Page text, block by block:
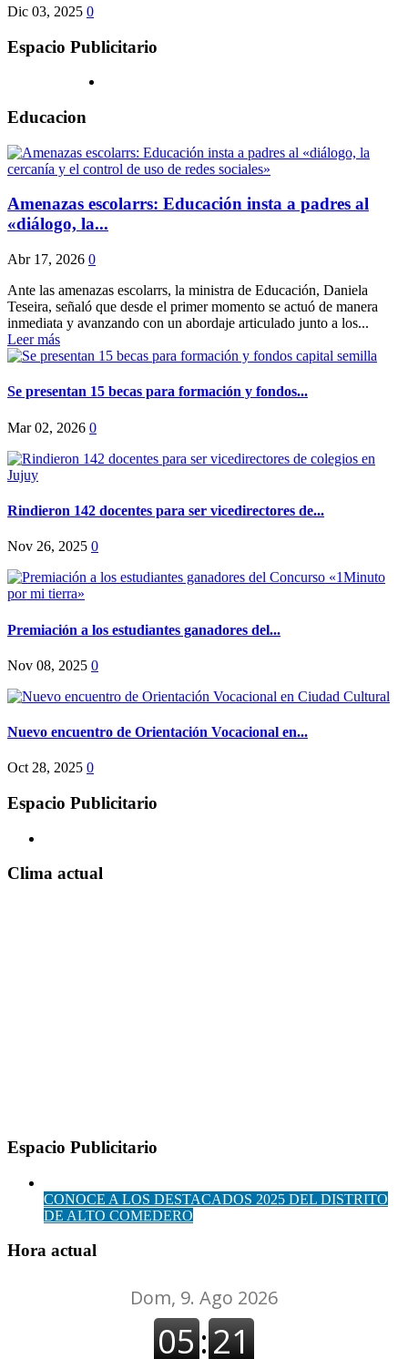
Dic 03, 2025 0
Espacio Publicitario
Educacion
Amenazas escolarrs: Educación insta a padres al
«diálogo, la...
Abr 17, 2026 0
Ante las amenazas escolarrs, la ministra de Educación, Daniela
Teseira, señaló que desde el primer momento se actuó de manera
inmediata y avanzando con un abordaje articulado junto a los...
Leer más
Se presentan 15 becas para formación y fondos...
Mar 02, 2026 0
Rindieron 142 docentes para ser vicedirectores de...
Nov 26, 2025 0
Premiación a los estudiantes ganadores del...
Nov 08, 2025 0
Nuevo encuentro de Orientación Vocacional en...
Oct 28, 2025 0
Espacio Publicitario
Clima actual
Espacio Publicitario
CONOCE A LOS DESTACADOS 2025 DEL DISTRITO
DE ALTO COMEDERO
Hora actual